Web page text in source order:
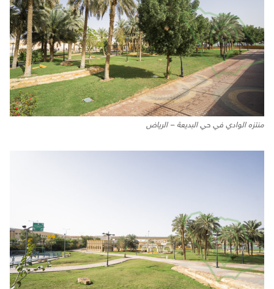
منتزه الوادي في حي البديعة – الرياض